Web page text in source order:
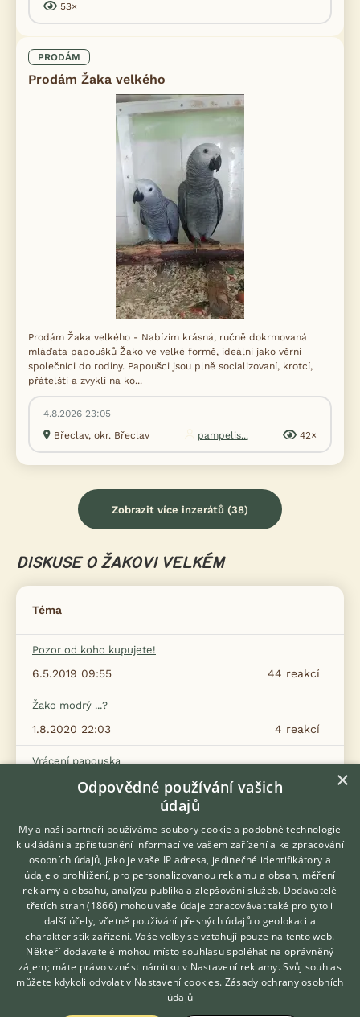
53×
PRODÁM
Prodám Žaka velkého
Prodám Žaka velkého - Nabízím krásná, ručně dokrmovaná
mláďata papoušků Žako ve velké formě, ideální jako věrní
společníci do rodiny. Papoušci jsou plně socializovaní, krotcí,
přátelští a zvyklí na ko...
4.8.2026 23:05
Břeclav, okr. Břeclav
pampelis... 42×
Zobrazit více inzerátů (38)
DISKUSE O ŽAKOVI VELKÉM
Téma
Pozor od koho kupujete!
44 reakcí
6.5.2019 09:55
Žako modrý ...?
4 reakcí
1.8.2020 22:03
Vrácení papouska
28
31.10.2022 21:40
9
24.5.2020 18:15
Vlhkost vzduchu vo voliere
6 reakcí
4.11.2021 19:20
Nutribird a19
0 reakcí
14.12.2020 11:21
Hledáte zvířecího kamaráda?
Zdarma vám poradí
VETERINÁŘ ONLINE
KONZULTOVAT S
VETERINÁŘEM
×
Odpovědné používání vašich
údajů
My a naši partneři používáme soubory cookie a podobné technologie
k ukládání a zpřístupnění informací ve vašem zařízení a ke zpracování
osobních údajů, jako je vaše IP adresa, jedinečné identifikátory a
údaje o prohlížení, pro personalizovanou reklamu a obsah, měření
reklamy a obsahu, analýzu publika a zlepšování služeb. Dodavatelé
třetích stran (1866) mohou vaše údaje zpracovávat také pro tyto i
další účely, včetně používání přesných údajů o geolokaci a
charakteristik zařízení. Vaše volby se vztahují pouze na tento web.
Někteří dodavatelé mohou místo souhlasu spoléhat na oprávněný
zájem; máte právo vznést námitku v Nastavení reklamy. Svůj souhlas
můžete kdykoli odvolat v Nastavení cookies. Zásady ochrany osobních
údajů